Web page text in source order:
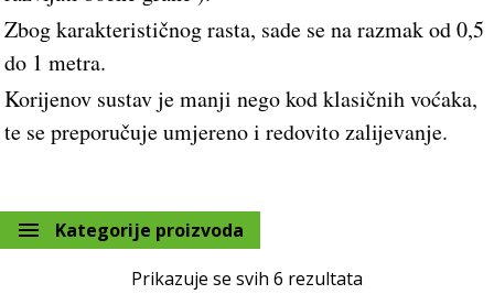
Zbog karakterističnog rasta, sade se na razmak od 0,5
do 1 metra.
Korijenov sustav je manji nego kod klasičnih voćaka,
te se preporučuje umjereno i redovito zalijevanje.
Kategorije proizvoda
Prikazuje se svih 6 rezultata